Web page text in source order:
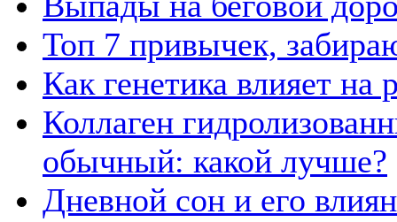
Топ 7 привычек,
Как генетика влияет
Коллаген
обычный: какой лучше?
Дневной сон и его